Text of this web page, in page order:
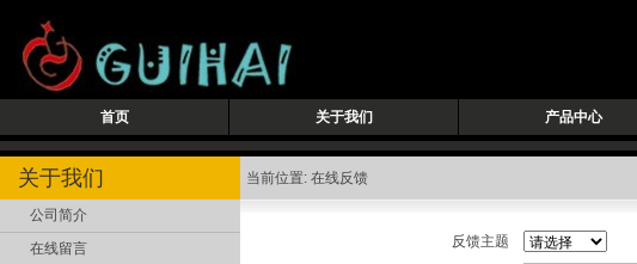
首页 关于我们 产品中心
当前位置: 在线反馈
反馈主题
关于我们
公司简介
在线留言